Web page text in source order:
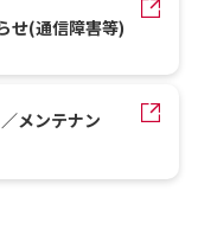
せ(通信障害等)
メンテナン